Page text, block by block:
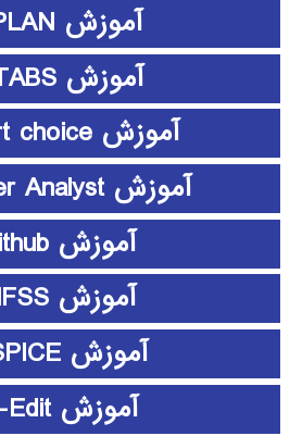
آموزش ePLAN
آموزش ETABS
آموزش expert choice
آموزش Frontier Analyst
آموزش github
آموزش HFSS
آموزش HSPICE
آموزش L-Edit